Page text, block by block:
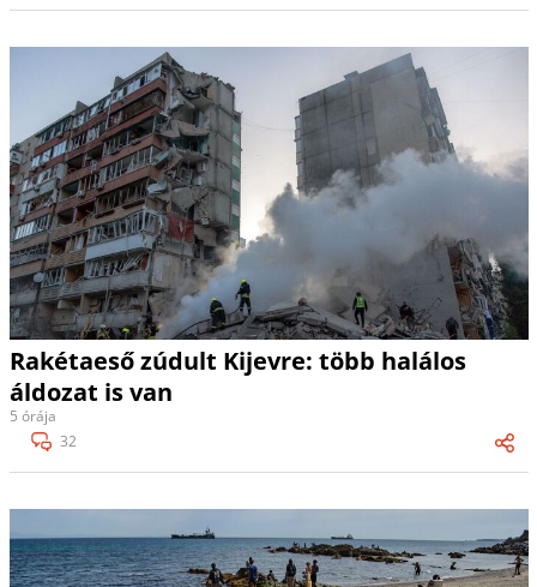
Rakétaeső zúdult Kijevre: több halálos
áldozat is van
5 órája
32